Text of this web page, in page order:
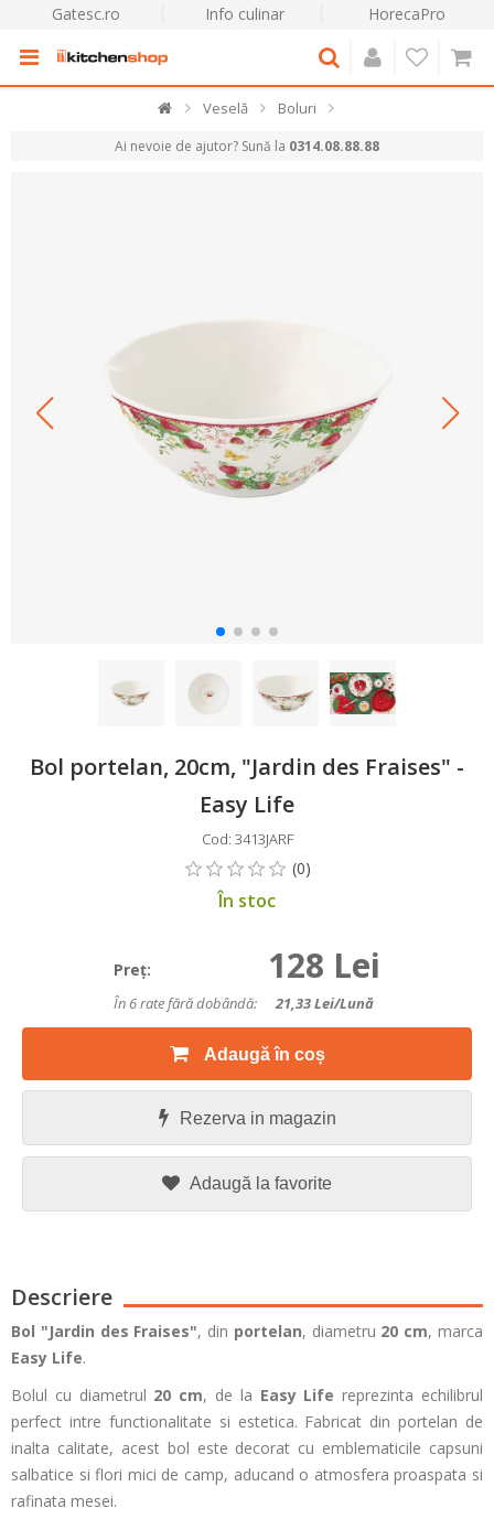
Gatesc.ro Info culinar HorecaPro
Veselă Boluri
Ai nevoie de ajutor? Sună la 0314.08.88.88
Bol portelan, 20cm, "Jardin des Fraises" -
Easy Life
Cod: 3413JARF
În stoc
Preţ: 128 Lei
În 6 rate fără dobândă: 21,33Lei/lună
Adaugă în coș
Rezerva in magazin
Adaugă la favorite
Descriere
Bol "Jardin des Fraises", din portelan, diametru 20 cm, marca
Easy Life.
Bolul cu diametrul 20 cm, de la Easy Life reprezinta echilibrul
perfect intre functionalitate si estetica. Fabricat din portelan de
inalta calitate, acest bol este decorat cu emblematicile capsuni
salbatice si flori mici de camp, aducand o atmosfera proaspata si
rafinata mesei.